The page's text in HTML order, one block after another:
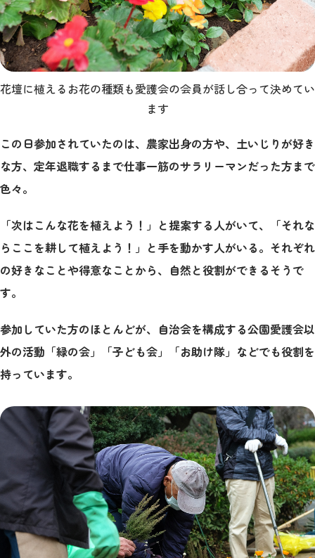
花壇に植えるお花の種類も愛護会の会員が話し合って決めてい
ます
この日参加されていたのは、農家出身の方や、土いじりが好き
な方、定年退職するまで仕事一筋のサラリーマンだった方まで
色々。
「次はこんな花を植えよう！」と提案する人がいて、「それな
らここを耕して植えよう！」と手を動かす人がいる。それぞれ
の好きなことや得意なことから、自然と役割ができるそうで
す。
参加していた方のほとんどが、自治会を構成する公園愛護会以
外の活動「緑の会」「子ども会」「お助け隊」などでも役割を
持っています。